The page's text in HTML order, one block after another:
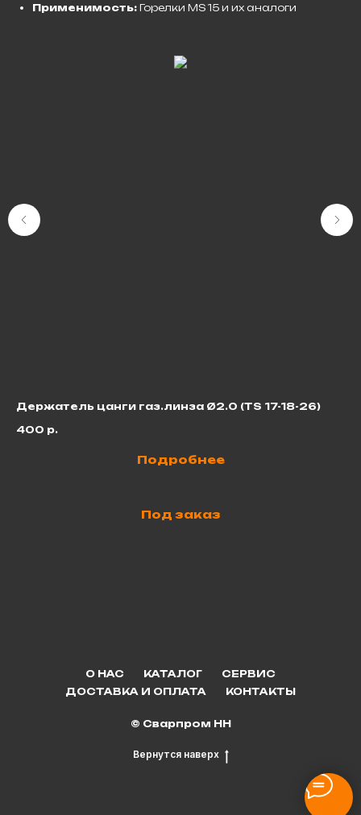
Применимость: Горелки MS 15 и их аналоги
Держатель цанги газ.линза Ø2.0 (TS 17-18-26)
400 р.
Подробнее
Под заказ
О НАС КАТАЛОГ
СЕРВИС
ДОСТАВКА И ОПЛАТА
КОНТАКТЫ
© Сварпром НН
Вернутся наверх